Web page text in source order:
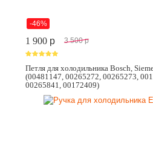
-46%
1 900 p 3 500 p
Петля для холодильника Bosch,
(00481147, 00265272, 00265273,
00265841, 00172409)